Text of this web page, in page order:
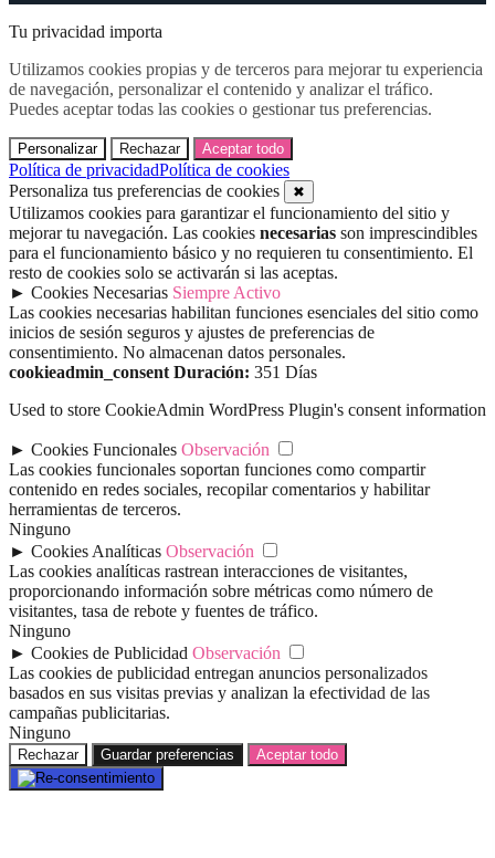
Tu privacidad importa
Utilizamos cookies propias y de terceros para mejorar tu experiencia
de navegación, personalizar el contenido y analizar el tráfico.
Puedes aceptar todas las cookies o gestionar tus preferencias.
Personalizar Rechazar Aceptar todo
Política de privacidadPolítica de cookies
Personaliza tus preferencias de cookies
✖
Utilizamos cookies para garantizar el funcionamiento del sitio y
mejorar tu navegación. Las cookies necesarias son imprescindibles
para el funcionamiento básico y no requieren tu consentimiento. El
resto de cookies solo se activarán si las aceptas.
► Cookies Necesarias Siempre Activo
Las cookies necesarias habilitan funciones esenciales del sitio como
inicios de sesión seguros y ajustes de preferencias de
consentimiento. No almacenan datos personales.
cookieadmin_consent Duración: 351 Días
Used to store CookieAdmin WordPress Plugin's consent information
► Cookies Funcionales Observación
Las cookies funcionales soportan funciones como compartir
contenido en redes sociales, recopilar comentarios y habilitar
herramientas de terceros.
Ninguno
► Cookies Analíticas Observación
Las cookies analíticas rastrean interacciones de visitantes,
proporcionando información sobre métricas como número de
visitantes, tasa de rebote y fuentes de tráfico.
Ninguno
► Cookies de Publicidad Observación
Las cookies de publicidad entregan anuncios personalizados
basados en sus visitas previas y analizan la efectividad de las
campañas publicitarias.
Ninguno
Rechazar Guardar preferencias Aceptar todo